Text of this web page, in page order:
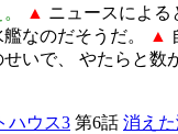
▲ ニュースによる
なのだそうだ。
▲
いで、 やたらと数
ハウス3 第6話 消え